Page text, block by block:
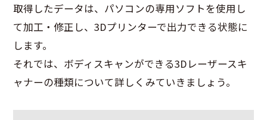
取得したデータは、パソコンの専用ソフトを使用し
て加工・修正し、3Dプリンターで出力できる状態に
します。
それでは、ボディスキャンができる3Dレーザースキ
ャナーの種類について詳しくみていきましょう。